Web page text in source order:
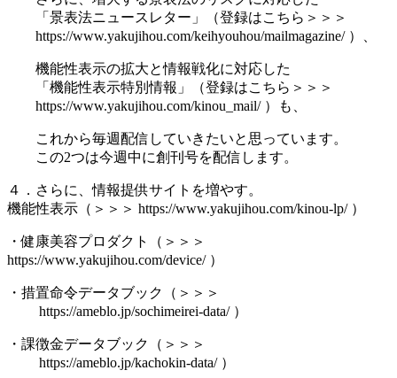
「景表法ニュースレター」（登録はこちら＞＞＞
https://www.yakujihou.com/keihyouhou/mailmagazine/ ）、
機能性表示の拡大と情報戦化に対応した
「機能性表示特別情報」（登録はこちら＞＞＞
https://www.yakujihou.com/kinou_mail/ ）も、
これから毎週配信していきたいと思っています。
この2つは今週中に創刊号を配信します。
４．さらに、情報提供サイトを増やす。
機能性表示（＞＞＞ https://www.yakujihou.com/kinou-lp/ ）
・健康美容プロダクト（＞＞＞
https://www.yakujihou.com/device/ ）
・措置命令データブック（＞＞＞
https://ameblo.jp/sochimeirei-data/ ）
・課徴金データブック（＞＞＞
https://ameblo.jp/kachokin-data/ ）